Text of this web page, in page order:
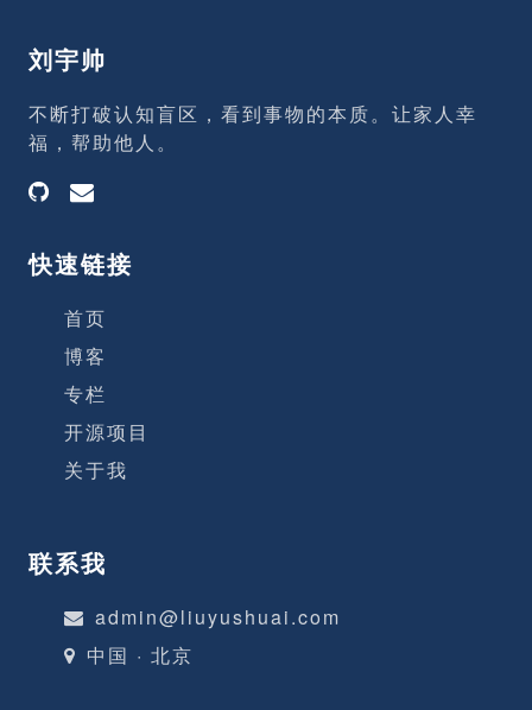
ged mysql&gt;
刘宇帅
不断打破认知盲区，看到事物的本质。让家人幸
福，帮助他人。
快速链接
首页
博客
专栏
开源项目
关于我
联系我
admin@liuyushuai.com
中国 · 北京